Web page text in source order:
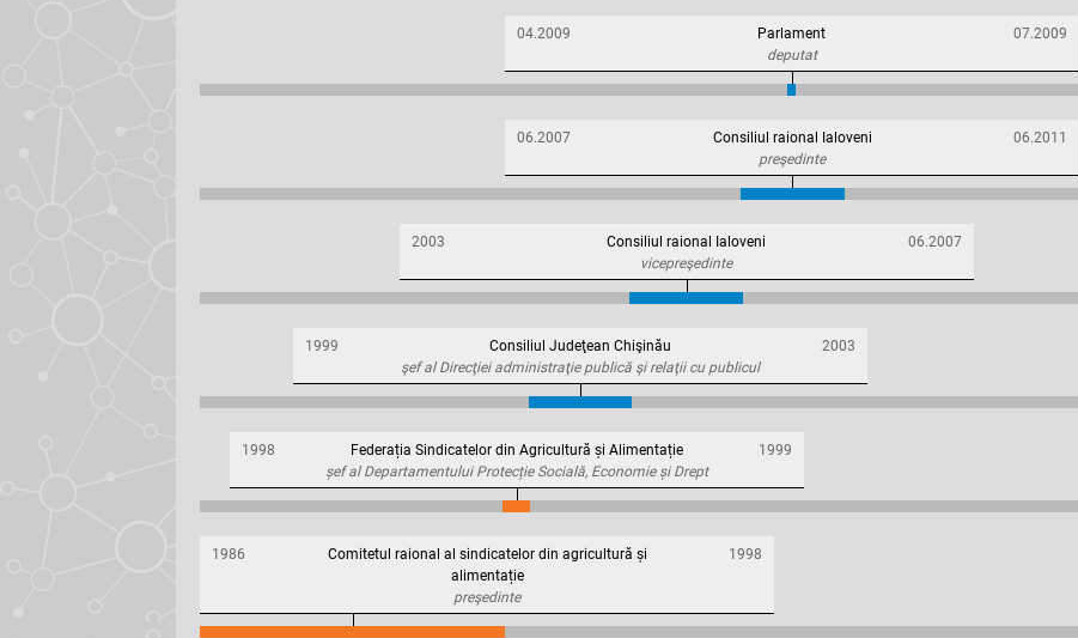
04.2009 Parlament
07.2009
deputat
06.2007 Consiliul raional Ialoveni
06.2011
preşedinte
2003 Consiliul raional Ialoveni
06.2007
vicepreşedinte
1999 Consiliul Judeţean Chişinău
2003
şef al Direcţiei administraţie publică şi relaţii cu publicul
1998 Federația Sindicatelor din Agricultură și Alimentație
1999
șef al Departamentului Protecție Socială, Economie și Drept
1986
Comitetul raional al sindicatelor din agricultură și
alimentație
1998
preşedinte